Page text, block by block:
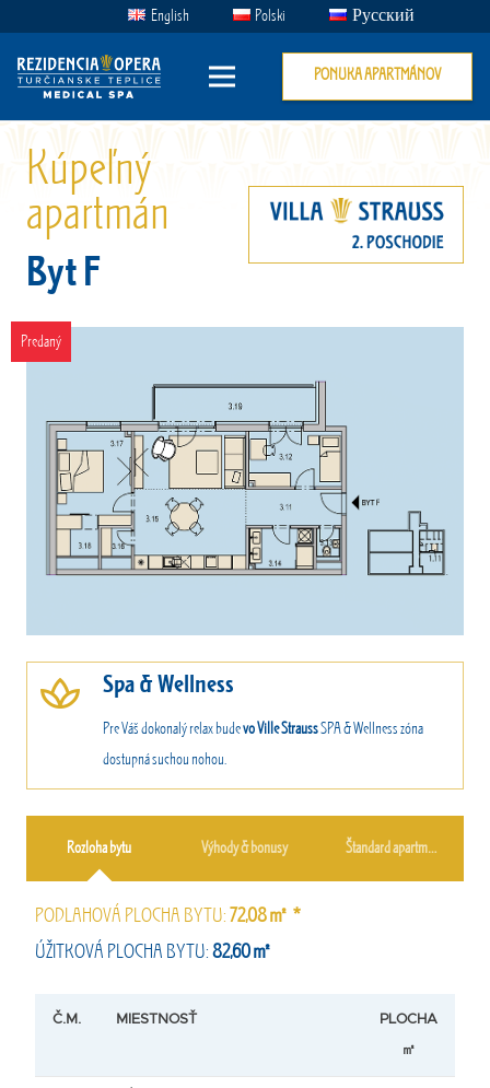
English Polski Русский
PONUKA APARTMÁNOV
Kúpeľný
apartmán
Byt F
Predaný
Spa & Wellness
Pre Váš dokonalý relax budevo Ville StraussSPA & Wellness zóna
dostupná suchou nohou.
Rozloha bytu Výhody & bonusy Štandard apartmánu
PODLAHOVÁ PLOCHA BYTU: 72,08㎡ *
ÚŽITKOVÁ PLOCHA BYTU: 82,60㎡
Č.M. MIESTNOSŤ PLOCHA
㎡